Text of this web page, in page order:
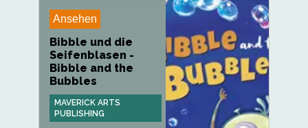
Ansehen
Bibble und die
Seifenblasen -
Bibble and the
Bubbles
MAVERICK ARTS
PUBLISHING